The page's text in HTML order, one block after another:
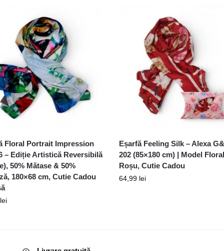
Floral Portrait Impression
– Ediție Artistică Reversibilă
50% Mătase & 50%
180×68 cm, Cutie Cadou
lei
Eșarfă Feeling Silk – Alexa
202 (85×180 cm) | Model
Roșu, Cutie Cadou
64,99 lei